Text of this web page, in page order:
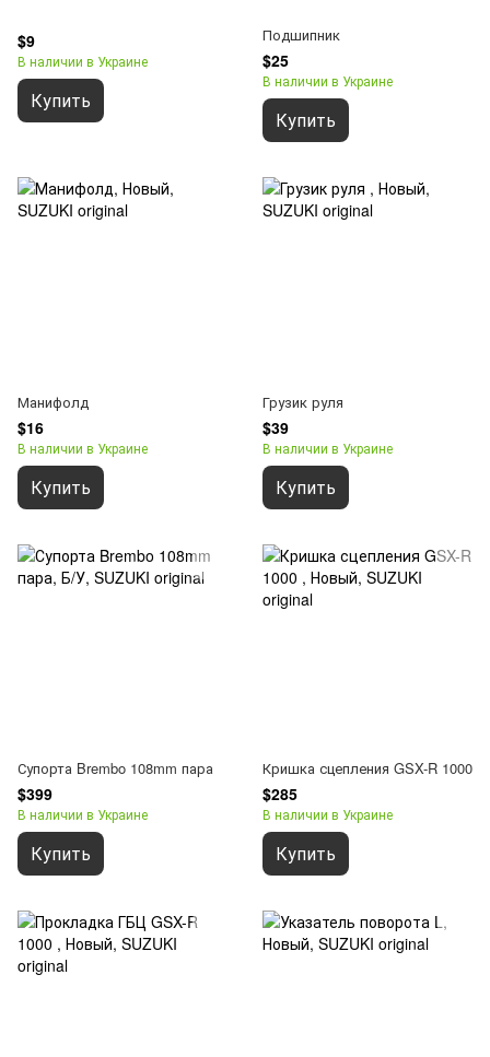
$9
В наличии в Украине
Купить
Подшипник
$25
В наличии в Украине
Купить
Манифолд
$16
В наличии в Украине
Купить
Грузик руля
$39
В наличии в Украине
Купить
Супорта Brembo 108mm пара
$399
В наличии в Украине
Купить
Кришка сцепления GSX-R 1000
$285
В наличии в Украине
Купить